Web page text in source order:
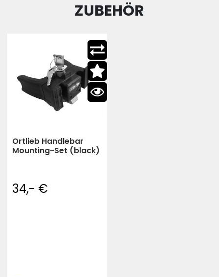
ZUBEHÖR
Ortlieb Handlebar
Mounting-Set (black)
34,- €